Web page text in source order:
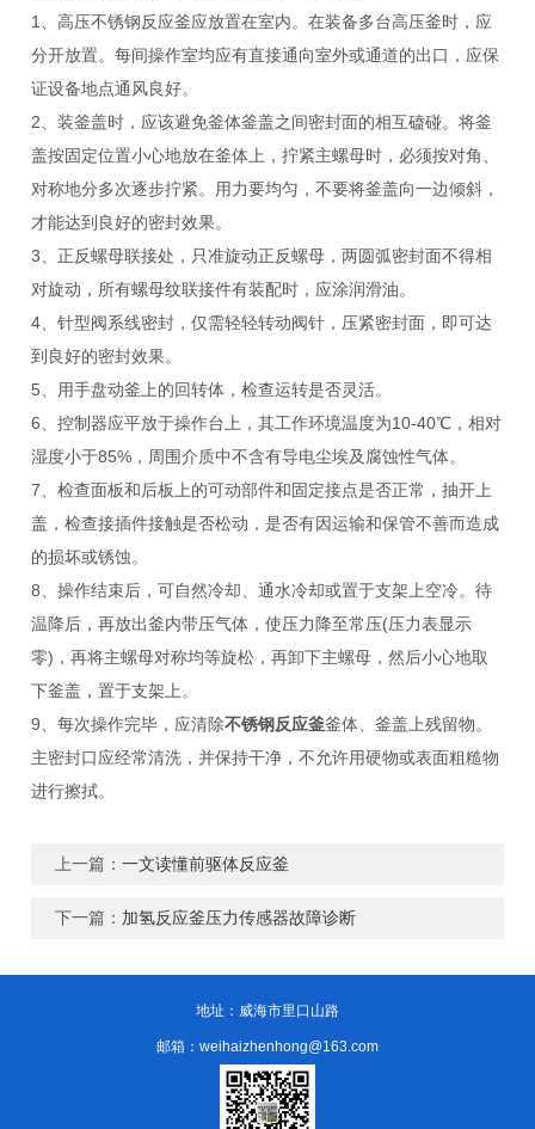
1、高压不锈钢反应釜应放置在室内。在装备多台高压釜时，应
分开放置。每间操作室均应有直接通向室外或通道的出口，应保
证设备地点通风良好。
2、装釜盖时，应该避免釜体釜盖之间密封面的相互磕碰。将釜
盖按固定位置小心地放在釜体上，拧紧主螺母时，必须按对角、
对称地分多次逐步拧紧。用力要均匀，不要将釜盖向一边倾斜，
才能达到良好的密封效果。
3、正反螺母联接处，只准旋动正反螺母，两圆弧密封面不得相
对旋动，所有螺母纹联接件有装配时，应涂润滑油。
4、针型阀系线密封，仅需轻轻转动阀针，压紧密封面，即可达
到良好的密封效果。
5、用手盘动釜上的回转体，检查运转是否灵活。
6、控制器应平放于操作台上，其工作环境温度为10-40℃，相对
湿度小于85%，周围介质中不含有导电尘埃及腐蚀性气体。
7、检查面板和后板上的可动部件和固定接点是否正常，抽开上
盖，检查接插件接触是否松动，是否有因运输和保管不善而造成
的损坏或锈蚀。
8、操作结束后，可自然冷却、通水冷却或置于支架上空冷。待
温降后，再放出釜内带压气体，使压力降至常压(压力表显示
零)，再将主螺母对称均等旋松，再卸下主螺母，然后小心地取
下釜盖，置于支架上。
9、每次操作完毕，应清除不锈钢反应釜釜体、釜盖上残留物。
主密封口应经常清洗，并保持干净，不允许用硬物或表面粗糙物
进行擦拭。
上一篇：一文读懂前驱体反应釜
下一篇： 加氢反应釜压力传感器故障诊断
地址：威海市里口山路
邮箱：weihaizhenhong@163.com